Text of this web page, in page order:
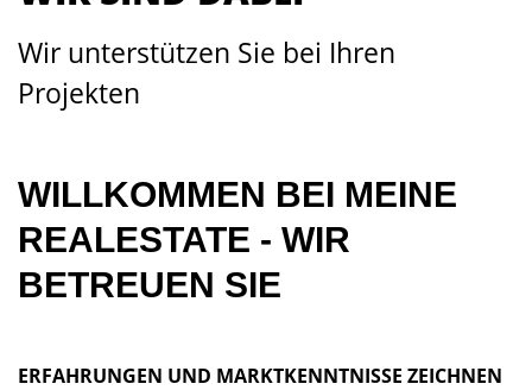
Wir unterstützen Sie bei Ihren
Projekten
WILLKOMMEN BEI MEINE
REALESTATE - WIR
BETREUEN SIE
ERFAHRUNGEN UND MARKTKENNTNISSE ZEICHNEN